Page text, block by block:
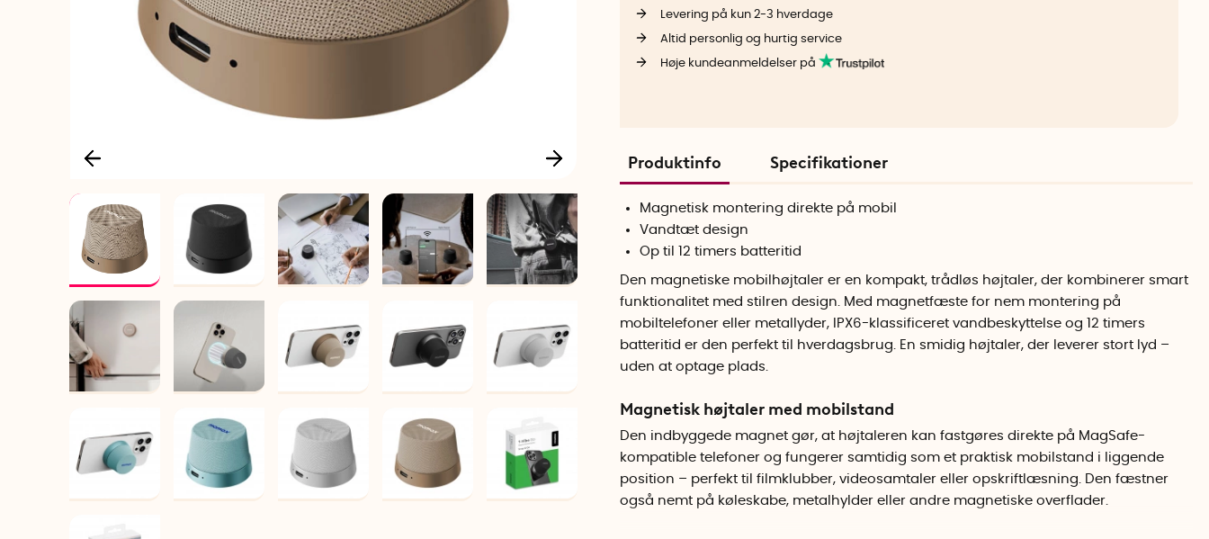
Levering på kun 2-3 hverdage
Altid personlig og hurtig service
Høje kundeanmeldelser på
Produktinfo Specifikationer
Magnetisk montering direkte på mobil
Vandtæt design
Op til 12 timers batteritid
Den magnetiske mobilhøjtaler er en kompakt, trådløs højtaler, der kombinerer smart
funktionalitet med stilren design. Med magnetfæste for nem montering på
mobiltelefoner eller metallyder, IPX6-klassificeret vandbeskyttelse og 12 timers
batteritid er den perfekt til hverdagsbrug. En smidig højtaler, der leverer stort lyd –
uden at optage plads.
Magnetisk højtaler med mobilstand
Den indbyggede magnet gør, at højtaleren kan fastgøres direkte på MagSafe-
kompatible telefoner og fungerer samtidig som et praktisk mobilstand i liggende
position – perfekt til filmklubber, videosamtaler eller opskriftlæsning. Den fæstner
også nemt på køleskabe, metalhylder eller andre magnetiske overflader.